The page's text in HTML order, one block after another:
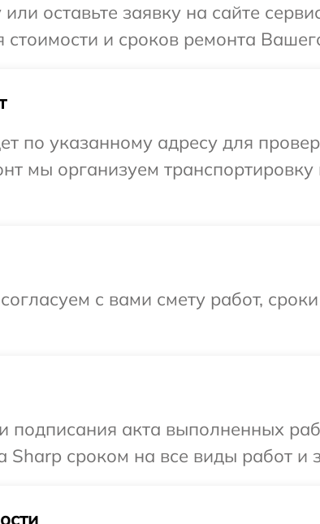
оставьте заявку на сайте
и сроков ремонта
по указанному адресу для
мы организуем
с вами смету работ,
подписания акта выполненных
Sharp сроком на все виды работ и